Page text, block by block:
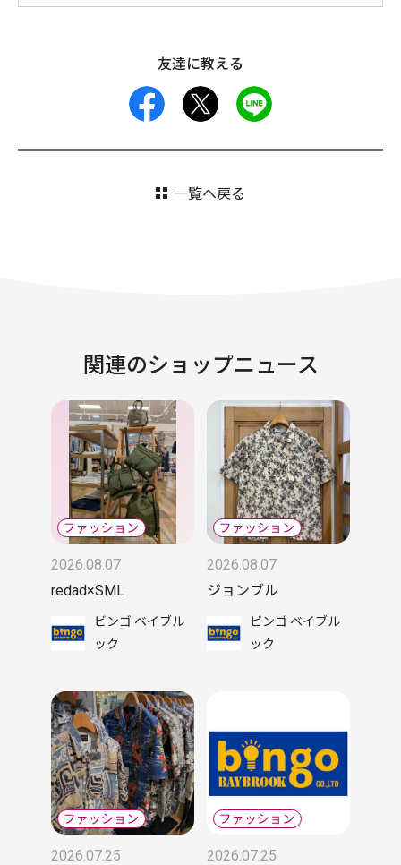
友達に教える
facebook
一覧へ戻る
関連のショップニュース
2026.08.07
redad×SML
ビンゴ ベイブル
ック
2026.08.07
ジョンブル
ビンゴ ベイブル
ック
2026.07.25
2026.07.25